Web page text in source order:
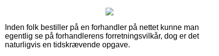
Inden folk bestiller på en forhandler på nettet kunne man
egentlig se på forhandlerens forretningsvilkår, dog er det
naturligvis en tidskrævende opgave.